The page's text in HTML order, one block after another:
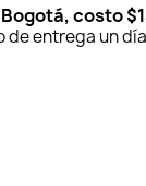
costo
de entrega un